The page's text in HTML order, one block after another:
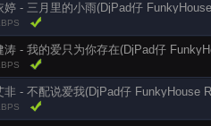
婷 - 三月里的小雨(DjPad仔
非 - 不配说爱我(DjPad仔 FunkyHouse